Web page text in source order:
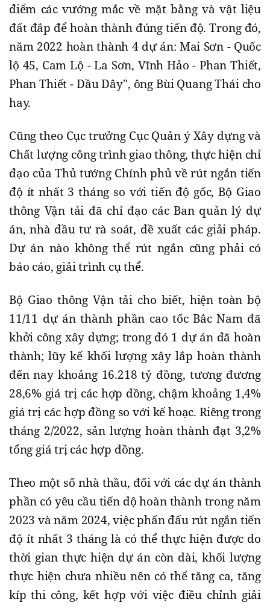
điểm các vướng mắc về mặt bằng và vật liệu
đất đắp để hoàn thành đúng tiến độ. Trong đó,
năm 2022 hoàn thành 4 dự án: Mai Sơn - Quốc
lộ 45, Cam Lộ - La Sơn, Vĩnh Hảo - Phan Thiết,
Phan Thiết - Dầu Dây", ông Bùi Quang Thái cho
hay.
Cũng theo Cục trưởng Cục Quản ý Xây dựng và
Chất lượng công trình giao thông, thực hiện chỉ
đạo của Thủ tướng Chính phủ về rút ngắn tiến
độ ít nhất 3 tháng so với tiến độ gốc, Bộ Giao
thông Vận tải đã chỉ đạo các Ban quản lý dự
án, nhà đầu tư rà soát, đề xuất các giải pháp.
Dự án nào không thể rút ngắn cũng phải có
báo cáo, giải trình cụ thể.
Bộ Giao thông Vận tải cho biết, hiện toàn bộ
11/11 dự án thành phần cao tốc Bắc Nam đã
khởi công xây dựng; trong đó 1 dự án đã hoàn
thành; lũy kế khối lượng xây lắp hoàn thành
đến nay khoảng 16.218 tỷ đồng, tương đương
28,6% giá trị các hợp đồng, chậm khoảng 1,4%
giá trị các hợp đồng so với kế hoạc. Riêng trong
tháng 2/2022, sản lượng hoàn thành đạt 3,2%
tổng giá trị các hợp đồng.
Theo một số nhà thầu, đối với các dự án thành
phần có yêu cầu tiến độ hoàn thành trong năm
2023 và năm 2024, việc phấn đấu rút ngắn tiến
độ ít nhất 3 tháng là có thể thực hiện được do
thời gian thực hiện dự án còn dài, khối lượng
thực hiện chưa nhiều nên có thể tăng ca, tăng
kíp thi công, kết hợp với việc điều chỉnh giải